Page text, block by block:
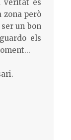
veritat és
zona però
un bon
els